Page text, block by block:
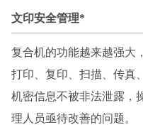
文印安全管理*
复合机的功能越来越强大
打印、复印、扫描、传真、
机密信息不被非法泄露，
理人员亟待改善的问题。